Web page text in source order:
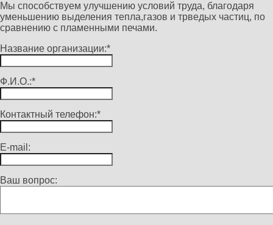
Мы способствуем улучшению условий труда, благодаря
уменьшению выделения тепла,газов и трведых частиц, по
сравнению с пламенными печами.
Название организации:*
Ф.И.О.:*
Контактный телефон:*
E-mail:
Ваш вопрос: